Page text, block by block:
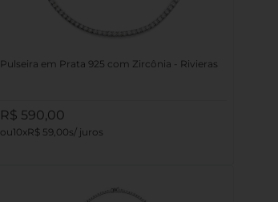
Pulseira em Prata 925 com Zircônia - Rivieras
R$ 590,00
10 R$ 59, 00